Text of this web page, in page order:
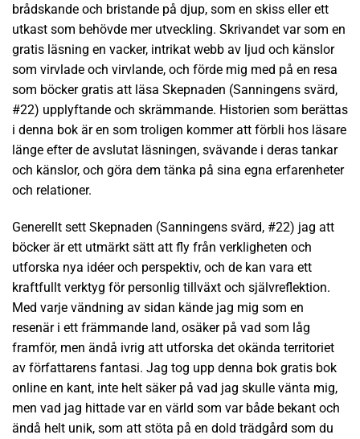
brådskande och bristande på djup, som en skiss eller ett
utkast som behövde mer utveckling. Skrivandet var som en
gratis läsning en vacker, intrikat webb av ljud och känslor
som virvlade och virvlande, och förde mig med på en resa
som böcker gratis att läsa Skepnaden (Sanningens svärd,
#22) upplyftande och skrämmande. Historien som berättas
i denna bok är en som troligen kommer att förbli hos läsare
länge efter de avslutat läsningen, svävande i deras tankar
och känslor, och göra dem tänka på sina egna erfarenheter
och relationer.
Generellt sett Skepnaden (Sanningens svärd, #22) jag att
böcker är ett utmärkt sätt att fly från verkligheten och
utforska nya idéer och perspektiv, och de kan vara ett
kraftfullt verktyg för personlig tillväxt och självreflektion.
Med varje vändning av sidan kände jag mig som en
resenär i ett främmande land, osäker på vad som låg
framför, men ändå ivrig att utforska det okända territoriet
av författarens fantasi. Jag tog upp denna bok gratis bok
online en kant, inte helt säker på vad jag skulle vänta mig,
men vad jag hittade var en värld som var både bekant och
ändå helt unik, som att stöta på en dold trädgård som du